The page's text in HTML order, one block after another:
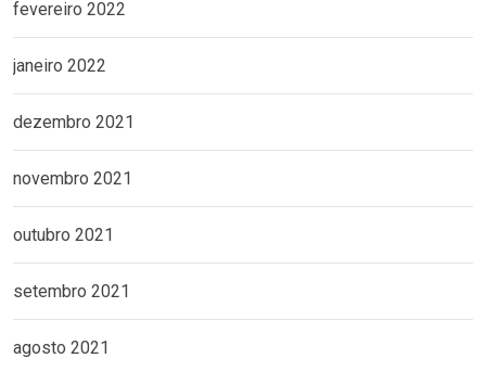
fevereiro 2022
janeiro 2022
dezembro 2021
novembro 2021
outubro 2021
setembro 2021
agosto 2021